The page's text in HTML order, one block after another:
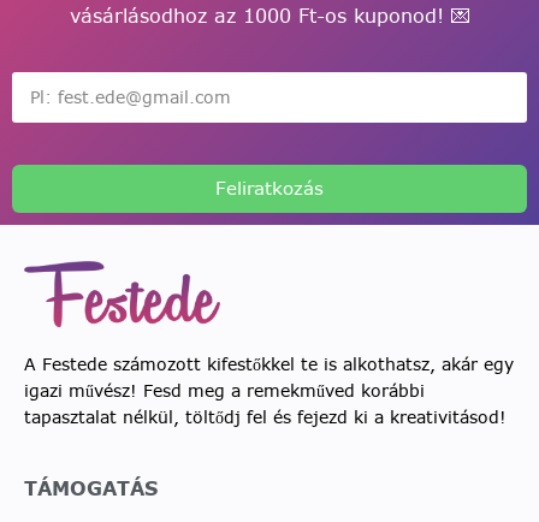
vásárlásodhoz az 1000 Ft-os kuponod! 💌
Feliratkozás
A Festede számozott kifestőkkel te is alkothatsz, akár egy
igazi művész! Fesd meg a remekműved korábbi
tapasztalat nélkül, töltődj fel és fejezd ki a kreativitásod!
TÁMOGATÁS